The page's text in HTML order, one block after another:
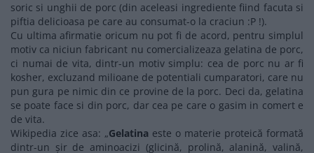
soric si unghii de porc (din aceleasi ingrediente fiind facuta si
piftia delicioasa pe care au consumat-o la craciun :P !).
Cu ultima afirmatie oricum nu pot fi de acord, pentru simplul
motiv ca niciun fabricant nu comercializeaza gelatina de porc,
ci numai de vita, dintr-un motiv simplu: cea de porc nu ar fi
kosher, excluzand milioane de potentiali cumparatori, care nu
pun gura pe nimic din ce provine de la porc. Deci da, gelatina
se poate face si din porc, dar cea pe care o gasim in comert e
de vita.
Wikipedia zice asa: „Gelatina este o materie proteică formată
dintr-un şir de aminoacizi (glicină, prolină, alanină, valină,